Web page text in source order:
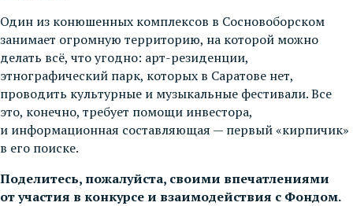
Один из конюшенных комплексов в Сосновоборском
занимает огромную территорию, на которой можно
делать всё, что угодно: арт-резиденции,
этнографический парк, которых в Саратове нет,
проводить культурные и музыкальные фестивали. Все
это, конечно, требует помощи инвестора,
и информационная составляющая — первый «кирпичик»
в его поиске.
Поделитесь, пожалуйста, своими впечатлениями
от участия в конкурсе и взаимодействия с Фондом.